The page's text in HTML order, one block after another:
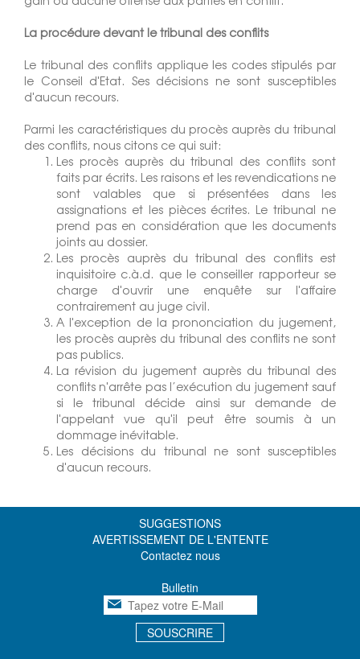
La procédure devant le tribunal des conflits
Le tribunal des conflits applique les codes stipulés par
le Conseil d'Etat. Ses décisions ne sont susceptibles
d'aucun recours.
Parmi les caractéristiques du procès auprès du tribunal
des conflits, nous citons ce qui suit:
Les procès auprès du tribunal des conflits sont
faits par écrits. Les raisons et les revendications ne
sont valables que si présentées dans les
assignations et les pièces écrites. Le tribunal ne
prend pas en considération que les documents
joints au dossier.
Les procès auprès du tribunal des conflits est
inquisitoire c.à.d. que le conseiller rapporteur se
charge d'ouvrir une enquête sur l'affaire
contrairement au juge civil.
A l'exception de la prononciation du jugement,
les procès auprès du tribunal des conflits ne sont
pas publics.
La révision du jugement auprès du tribunal des
conflits n'arrête pas l’exécution du jugement sauf
si le tribunal décide ainsi sur demande de
l'appelant vue qu'il peut être soumis à un
dommage inévitable.
Les décisions du tribunal ne sont susceptibles
d'aucun recours.
SUGGESTIONS
AVERTISSEMENT DE L'ENTENTE
Contactez nous
Bulletin
SOUSCRIRE